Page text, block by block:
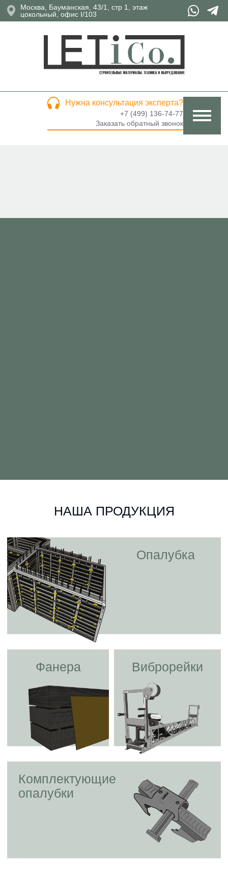
Москва, Бауманская, 43/1, стр 1, этаж
цокольный, офис I/103
Нужна консультация эксперта?
+7 (499) 136-74-77
Заказать обратный звонок
НАША ПРОДУКЦИЯ
Опалубка
Фанера
Комплектующие
опалубки
Виброрейки